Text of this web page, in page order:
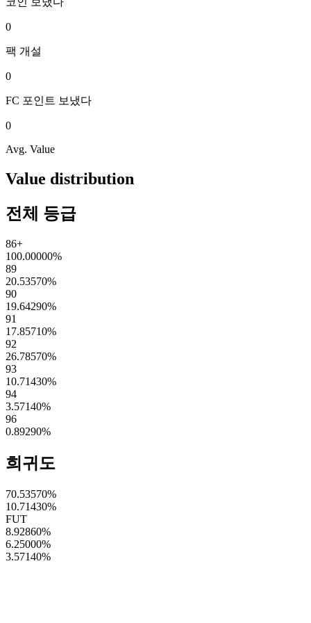
0
팩 개설
0
FC 포인트 보냈다
0
Avg. Value
Value distribution
전체 등급
86+
100.00000%
89
20.53570%
90
19.64290%
91
17.85710%
92
26.78570%
93
10.71430%
94
3.57140%
96
0.89290%
희귀도
70.53570%
10.71430%
FUT
8.92860%
6.25000%
3.57140%